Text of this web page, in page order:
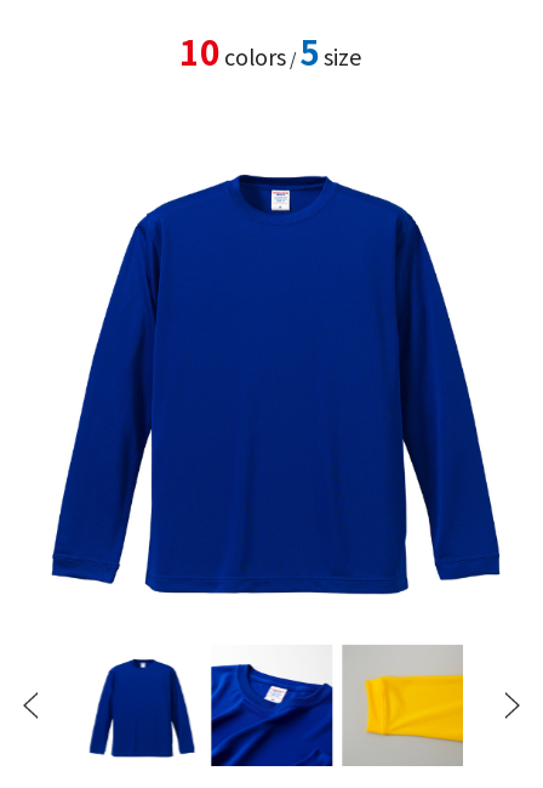
10colors/5size